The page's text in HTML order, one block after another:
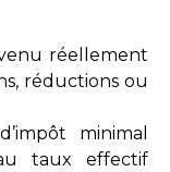
réellement
réductions ou
minimal
taux effectif